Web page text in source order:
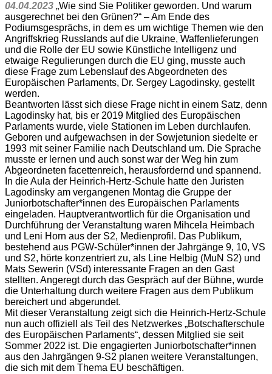
04.04.2023 „Wie sind Sie Politiker geworden. Und warum
ausgerechnet bei den Grünen?“ – Am Ende des
Podiumsgesprächs, in dem es um wichtige Themen wie den
Angriffskrieg Russlands auf die Ukraine, Waffenlieferungen
und die Rolle der EU sowie Künstliche Intelligenz und
etwaige Regulierungen durch die EU ging, musste auch
diese Frage zum Lebenslauf des Abgeordneten des
Europäischen Parlaments, Dr. Sergey Lagodinsky, gestellt
werden.
Beantworten lässt sich diese Frage nicht in einem Satz, denn
Lagodinsky hat, bis er 2019 Mitglied des Europäischen
Parlaments wurde, viele Stationen im Leben durchlaufen.
Geboren und aufgewachsen in der Sowjetunion siedelte er
1993 mit seiner Familie nach Deutschland um. Die Sprache
musste er lernen und auch sonst war der Weg hin zum
Abgeordneten facettenreich, herausfordernd und spannend.
In die Aula der Heinrich-Hertz-Schule hatte den Juristen
Lagodinsky am vergangenen Montag die Gruppe der
Juniorbotschafter*innen des Europäischen Parlaments
eingeladen. Hauptverantwortlich für die Organisation und
Durchführung der Veranstaltung waren Mihcela Heimbach
und Leni Horn aus der S2, Medienprofil. Das Publikum,
bestehend aus PGW-Schüler*innen der Jahrgänge 9, 10, VS
und S2, hörte konzentriert zu, als Line Helbig (MuN S2) und
Mats Sewerin (VSd) interessante Fragen an den Gast
stellten. Angeregt durch das Gespräch auf der Bühne, wurde
die Unterhaltung durch weitere Fragen aus dem Publikum
bereichert und abgerundet.
Mit dieser Veranstaltung zeigt sich die Heinrich-Hertz-Schule
nun auch offiziell als Teil des Netzwerkes „Botschafterschule
des Europäischen Parlaments“, dessen Mitglied sie seit
Sommer 2022 ist. Die engagierten Juniorbotschafter*innen
aus den Jahrgängen 9-S2 planen weitere Veranstaltungen,
die sich mit dem Thema EU beschäftigen.